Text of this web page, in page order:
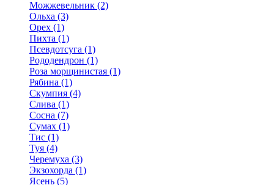
Можжевельник (2)
Ольха (3)
Орех (1)
Пихта (1)
Псевдотсуга (1)
Рододендрон (1)
Роза морщинистая (1)
Рябина (1)
Скумпия (4)
Слива (1)
Сосна (7)
Сумах (1)
Тис (1)
Туя (4)
Черемуха (3)
Экзохорда (1)
Ясень (5)